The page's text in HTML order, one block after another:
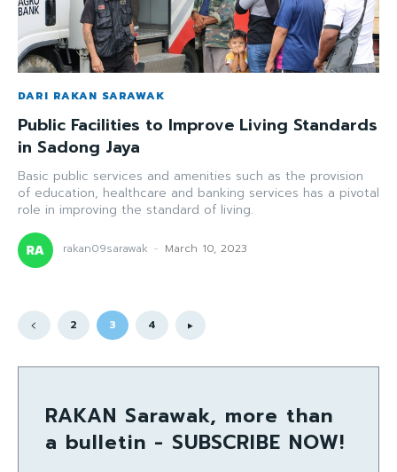
DARI RAKAN SARAWAK
Public Facilities to Improve Living Standards
in Sadong Jaya
Basic public services and amenities such as the provision
of education, healthcare and banking services has a pivotal
role in improving the standard of living.
rakan09sarawak - March 10, 2023
2 3 4
RAKAN Sarawak, more than
a bulletin - SUBSCRIBE NOW!